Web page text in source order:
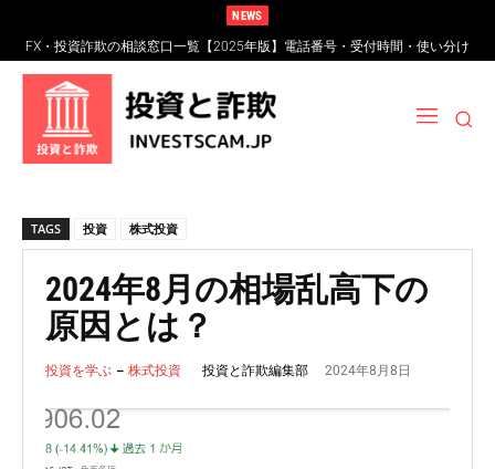
NEWS
FX・投資詐欺の相談窓口一覧【2025年版】電話番号・受付時間・使い分け
完全ガイド
FXスワップポイント運用とは？仕組み・リスク・高金利通貨詐欺の見分け
方
TAGS 投資 株式投資
2024年8月の相場乱高下の
原因とは？
投資を学ぶ 株式投資 投資と詐欺編集部 2024年8月8日